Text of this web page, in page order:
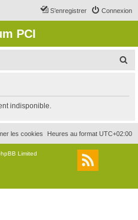
Connexion
S’enregistrer
PCI
r
c
r
indisponible.
Heures au format UTC+02:00
les cookies
Limited